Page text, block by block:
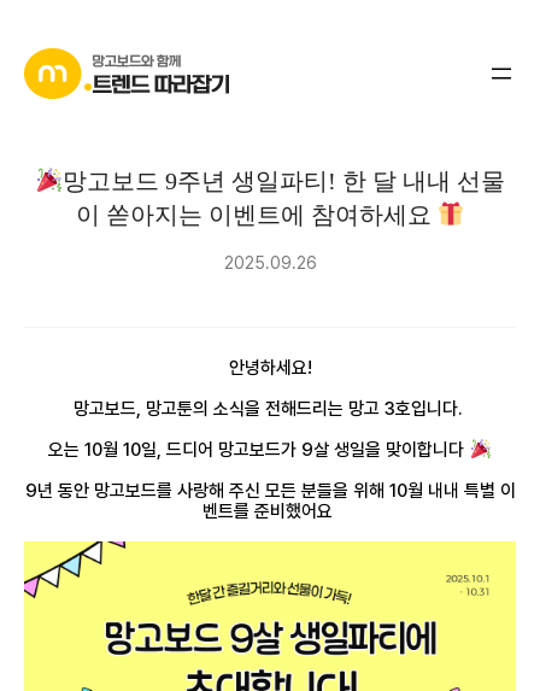
망고보드 9주년 생일파티! 한 달 내내 선물
이 쏟아지는 이벤트에 참여하세요
2025.09.26
안녕하세요!
망고보드, 망고툰의 소식을 전해드리는 망고 3호입니다.
오는 10월 10일, 드디어 망고보드가 9살 생일을 맞이합니다
9년 동안 망고보드를 사랑해 주신 모든 분들을 위해 10월 내내 특별 이
벤트를 준비했어요